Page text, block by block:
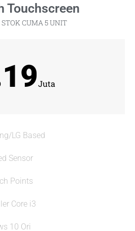
Touchscreen
CUMA 5 UNIT
19Juta
LG Based
Sensor
Points
Core i3
10 Ori